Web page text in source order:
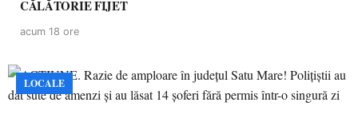
CĂLĂTORIE FIJET
acum 18 ore
LOCALE